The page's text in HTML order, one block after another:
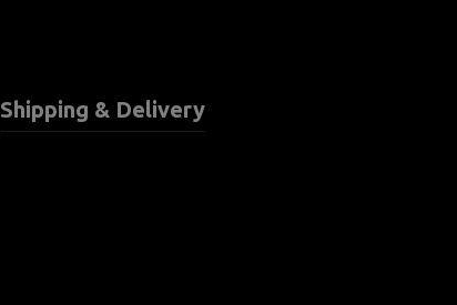
Shipping & Delivery